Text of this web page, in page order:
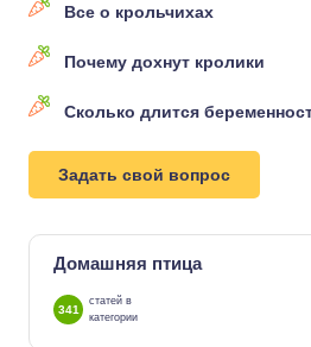
Все о крольчихах
Почему дохнут кролики
Сколько длится
Задать свой вопрос
Домашняя птица
341
статей в
категории